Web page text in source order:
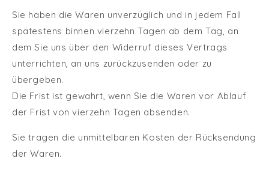
Sie haben die Waren unverzüglich und in jedem Fall
spätestens binnen vierzehn Tagen ab dem Tag, an
dem Sie uns über den Widerruf dieses Vertrags
unterrichten, an uns zurückzusenden oder zu
übergeben.
Die Frist ist gewahrt, wenn Sie die Waren vor Ablauf
der Frist von vierzehn Tagen absenden.
Sie tragen die unmittelbaren Kosten der Rücksendung
der Waren.